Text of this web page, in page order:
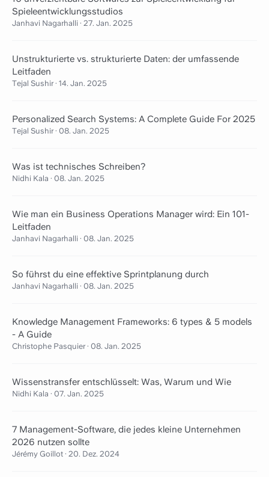
Spieleentwicklungsstudios
Janhavi Nagarhalli · 27. Jan. 2025
Unstrukturierte vs. strukturierte Daten: der umfassende
Leitfaden
Tejal Sushir · 14. Jan. 2025
Personalized Search Systems: A Complete Guide For 2025
Tejal Sushir · 08. Jan. 2025
Was ist technisches Schreiben?
Nidhi Kala · 08. Jan. 2025
Wie man ein Business Operations Manager wird: Ein 101-
Leitfaden
Janhavi Nagarhalli · 08. Jan. 2025
So führst du eine effektive Sprintplanung durch
Janhavi Nagarhalli · 08. Jan. 2025
Knowledge Management Frameworks: 6 types & 5 models
- A Guide
Christophe Pasquier · 08. Jan. 2025
Wissenstransfer entschlüsselt: Was, Warum und Wie
Nidhi Kala · 07. Jan. 2025
7 Management-Software, die jedes kleine Unternehmen
2026 nutzen sollte
Jérémy Goillot · 20. Dez. 2024